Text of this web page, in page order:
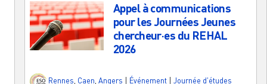
Appel à communications
pour les Journées Jeunes
chercheur·es du REHAL
2026
Rennes, Caen, Angers Événement Journée d'études